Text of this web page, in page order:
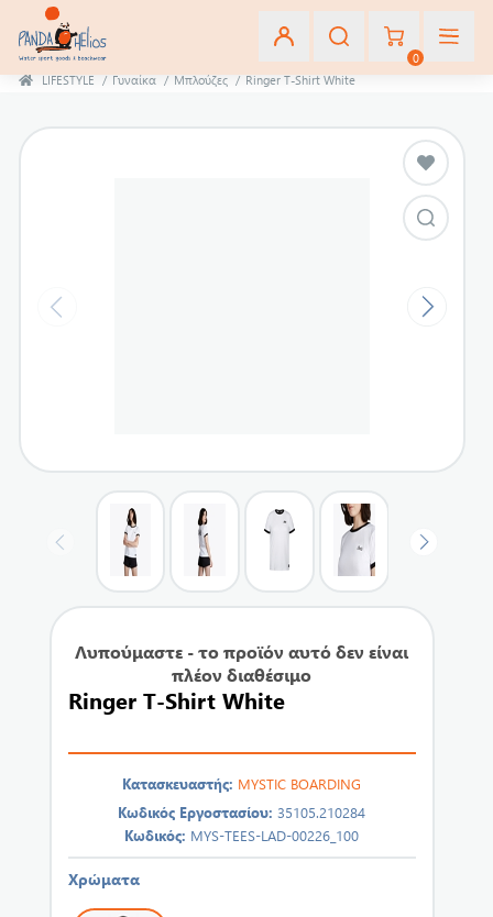
0
LIFESTYLE / Γυναίκα / Μπλούζες / Ringer T-Shirt White
Λυπούμαστε - το προϊόν αυτό δεν είναι
πλέον διαθέσιμο
Ringer T-Shirt White
Κατασκευαστής: MYSTIC BOARDING
Κωδικός Εργοστασίου: 35105.210284
Κωδικός: MYS-TEES-LAD-00226_100
Χρώματα